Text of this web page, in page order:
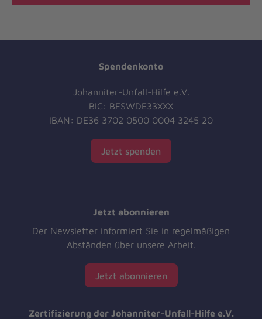
Spendenkonto
Johanniter-Unfall-Hilfe e.V.
BIC: BFSWDE33XXX
IBAN: DE36 3702 0500 0004 3245 20
Jetzt spenden
Jetzt abonnieren
Der Newsletter informiert Sie in regelmäßigen
Abständen über unsere Arbeit.
Jetzt abonnieren
Zertifizierung der Johanniter-Unfall-Hilfe e.V.